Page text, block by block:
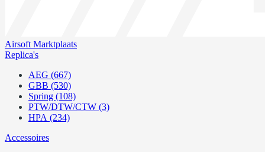
Airsoft Marktplaats
Replica's
AEG (667)
GBB (530)
Spring (108)
PTW/DTW/CTW (3)
HPA (234)
Accessoires